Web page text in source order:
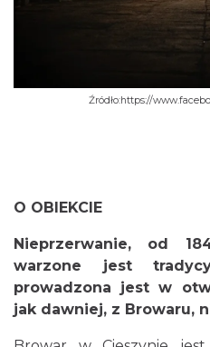
Źródło:https://
O OBIEKCIE
Nieprzerwanie, od
warzone jest
prowadzona jest w
jak dawniej, z Browaru,